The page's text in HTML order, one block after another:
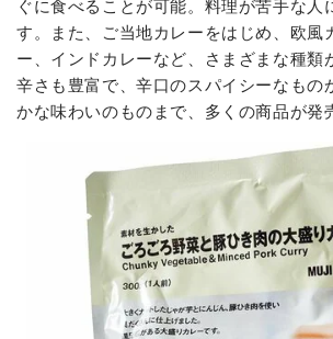
す。また、ご当地カレーをはじめ、欧風
ー、インドカレーなど、さまざまな種類
辛さも豊富で、辛口のスパイシーなもの
かな味わいのものまで、多くの商品が発